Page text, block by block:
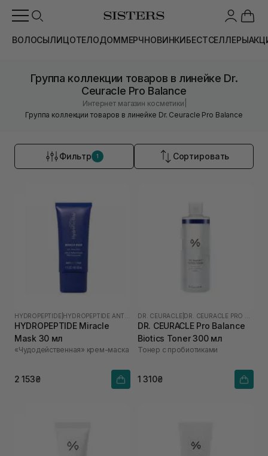
ВОЛОСЫЛИЦОТЕЛОДОММЕРЧНОВИНКИБЕСТСЕЛЛЕРЫ
Группа коллекции товаров в линейке Dr.
Ceuracle Pro Balance
Интернет магазин косметики
Группа коллекции товаров в линейке Dr. Ceuracle Pro Balance
Фильтр 1 Сортировать
HYDROPEPTIDE
HYDROPEPTIDE Miracle
Mask 30 мл
«Чудодейственная» крем-маска
2 153₴
DR. CEURACLE
DR. CEURACLE Pro Balance
Biotics Toner 300 мл
Тонер с пробиотиками
1 310₴